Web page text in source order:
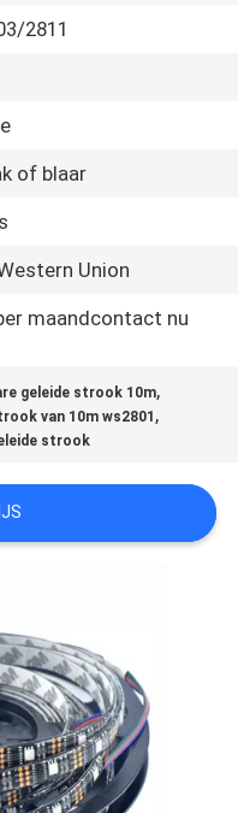
2811
of blaar
Union
maandcontact nu
geleide strook 10m,
van 10m ws2801 ,
strook